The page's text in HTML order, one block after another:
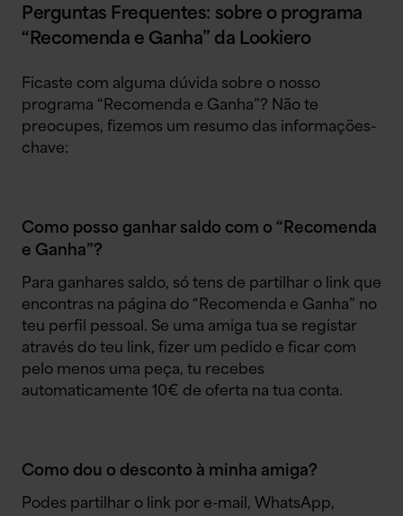
Perguntas Frequentes: sobre o programa
“Recomenda e Ganha” da Lookiero
Ficaste com alguma dúvida sobre o nosso
programa “Recomenda e Ganha”? Não te
preocupes, fizemos um resumo das informações-
chave:
Como posso ganhar saldo com o “Recomenda
e Ganha”?
Para ganhares saldo, só tens de partilhar o link que
encontras na página do “Recomenda e Ganha” no
teu perfil pessoal. Se uma amiga tua se registar
através do teu link, fizer um pedido e ficar com
pelo menos uma peça, tu recebes
automaticamente 10€ de oferta na tua conta.
Como dou o desconto à minha amiga?
Podes partilhar o link por e-mail, WhatsApp,